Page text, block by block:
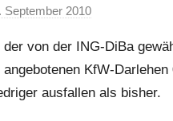
September 2010v
n
C
h
von der ING-DiBa
KfW-Darlehen
ausfallen als bisher.